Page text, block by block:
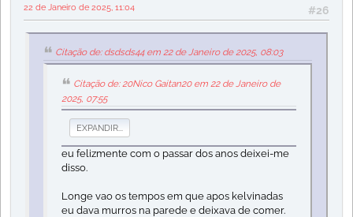
#26
22 de Janeiro de 2025, 11:04
Citação de: dsdsds44 em 22 de Janeiro de 2025, 08:03
Citação de: 20Nico Gaitan20 em 22 de Janeiro de
2025, 07:55
EXPANDIR...
eu felizmente com o passar dos anos deixei-me
disso.
Longe vao os tempos em que apos kelvinadas
eu dava murros na parede e deixava de comer.